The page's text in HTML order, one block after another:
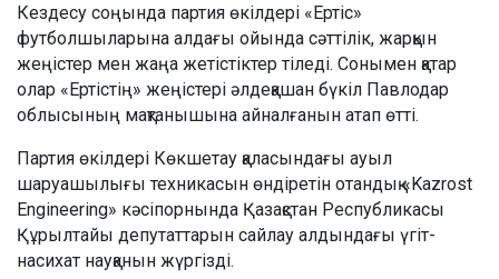
Кездесу соңында партия өкілдері «Ертіс»
футболшыларына алдағы ойында сәттілік, жарқын
жеңістер мен жаңа жетістіктер тіледі. Сонымен қатар
олар «Ертістің» жеңістері әлдеқашан бүкіл Павлодар
облысының мақтанышына айналғанын атап өтті.
Партия өкілдері Көкшетау қаласындағы ауыл
шаруашылығы техникасын өндіретін отандық «Kazrost
Engineering» кәсіпорнында Қазақстан Республикасы
Құрылтайы депутаттарын сайлау алдындағы үгіт-
насихат науқанын жүргізді.